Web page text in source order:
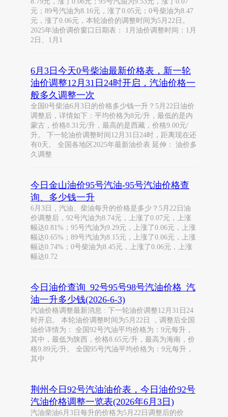
元；89号汽油为8.16元，涨了0.05元；0号柴油为8.47
元，涨了0.06元，本轮油价的调整时间为5月22日。
2025年油价调价窗口日期表： 1月油价调整时间：1月
2日、1月1
6月3日今天0号柴油最新价格表，新一轮
油价调整12月31日24时开启，汽油价格一
般多久调整一次
全国0号柴油6月3日的价格多少钱一升？5月22日油价
调整后，详情如下：平均价格为8元/升，最低的是内
蒙古，价格8.31元/升，最高的是西藏，价格9.00元/
升。 下一轮油价调整时间12月31日24时，距离现在还
有0天。 全国各地区2025年最新油价表 延伸： 油价多
久调整
今日金山油价95号汽油-95号汽油价格查
询、多少钱一升
6月3日，汽油、柴油每升的价格是多少？5月22日油
价调整后，92号汽油为8.74元，上涨了0.07元，上涨
幅达0.81%；95号汽油为9.29元，上涨了0.06元，上涨
幅达0.65%；89号汽油为8.15元，上涨了0.06元，上涨
幅达0.74%；0号柴油为8.45元，上涨了0.06元，上涨
幅达0.72
今日油价查询_92号95号98号汽油价格_汽
油一升多少钱(2026-6-3)
汽油价格调整最新消息 : 下一轮油价调整12月31日24
时开启。 本轮油价调整时间为5月22日 ，调整后全国
油价详情为： 全国92号汽油平均价格为：9元每升，
其中，最低为陕西，价格8.65元/升，最高为海南，价
格9.89元/升。 全国95号汽油平均价格为：9元每升，
其中
荆州今日92号汽油油价表，今日油价92号
汽油价格调整一览表(2026年6月3日)
汽油柴油6月3日每升的价格为5月22日调整后的价